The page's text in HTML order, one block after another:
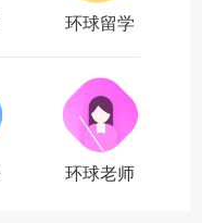
环球留学
环球老师